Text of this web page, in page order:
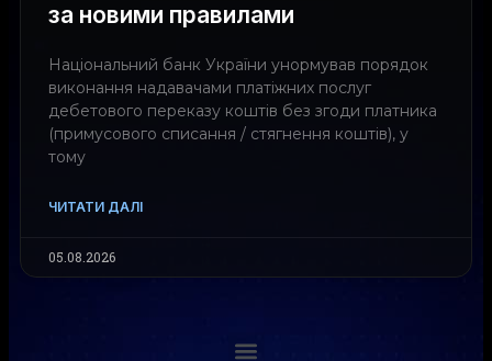
за новими правилами
Національний банк України унормував порядок
виконання надавачами платіжних послуг
дебетового переказу коштів без згоди платника
(примусового списання / стягнення коштів), у
тому
ЧИТАТИ ДАЛІ
05.08.2026